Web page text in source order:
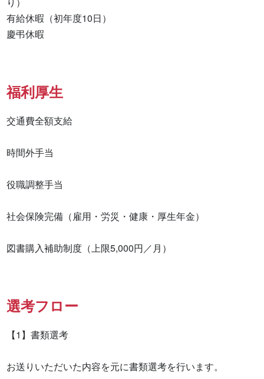
有給休暇（初年度10日）
慶弔休暇
福利厚生
交通費全額支給
時間外手当
役職調整手当
社会保険完備（雇用・労災・健康・厚生年金）
図書購入補助制度（上限5,000円／月）
選考フロー
【1】書類選考
お送りいただいた内容を元に書類選考を行います。